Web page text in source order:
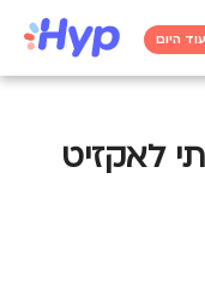
היום
לאקזיט